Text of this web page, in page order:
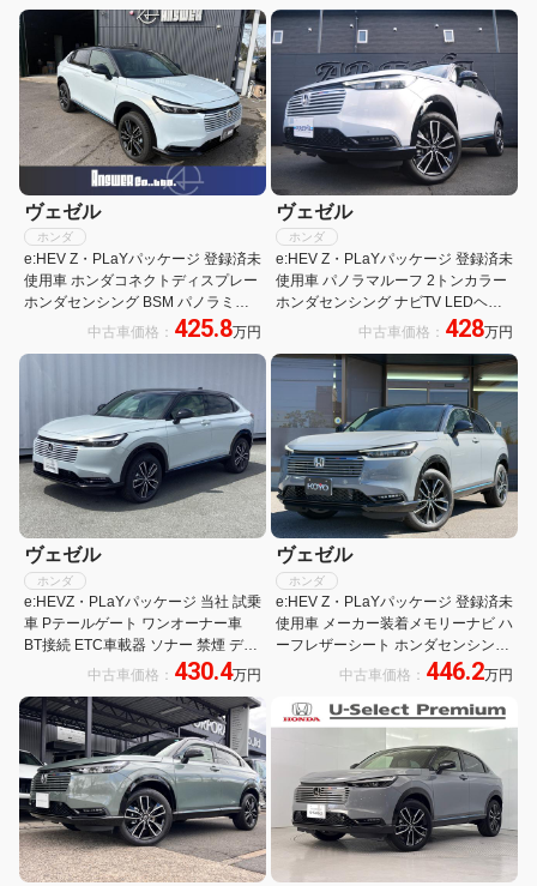
ヴェゼル
ホンダ
e:HEV Z・PLaYパッケージ 登録済未
使用車 ホンダコネクトディスプレー
ホンダセンシング BSM パノラミッ
クビューモニター パノラマルーフ シ
中古車価格： 425.8万円
ヴェゼル
ホンダ
e:HEV Z・PLaYパッケージ 登録済未
使用車 パノラマルーフ 2トンカラー
ホンダセンシング ナビTV LEDヘッ
ドライトフォグ シートヒーター 電動
ー ハーフレザーシート バックカメラ
保証書
中古車価格： 428万円
ヴェゼル
ホンダ
e:HEVZ・PLaYパッケージ 当社 試乗
車 Pテールゲート ワンオーナー車
BT接続 ETC車載器 ソナー 禁煙 デモ
カー LEDライト Dレコ リヤカメラ
タ 盗難防止装置 フルセグテレビ
中古車価格： 430.4万円
ヴェゼル
ホンダ
e:HEV Z・PLaYパッケージ 登録済未
使用車 メーカー装着メモリーナビ ハ
ーフレザーシート ホンダセンシング
マルチビューカメラ プレミアムオー
パワーバックドア 純正18インチAW
中古車価格： 446.2万円